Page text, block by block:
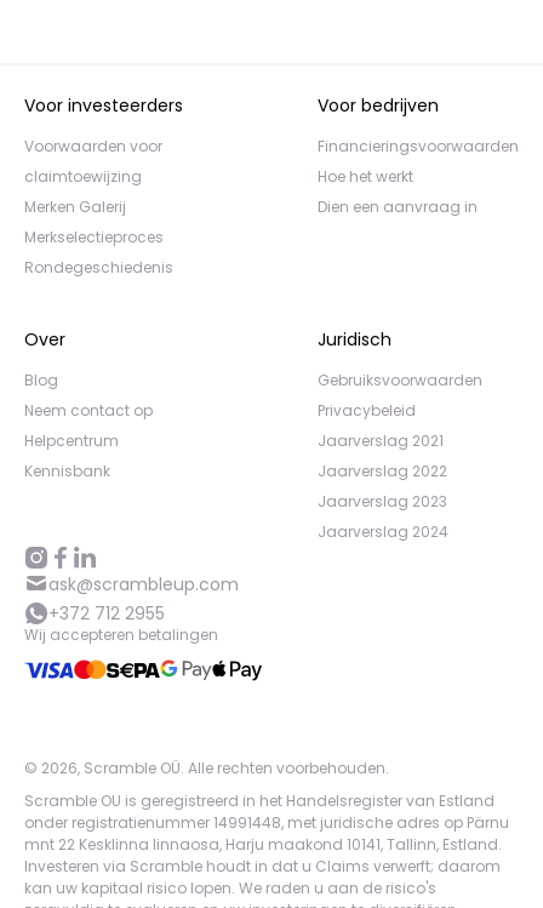
Voor investeerders
Voorwaarden voor
claimtoewijzing
Merken Galerij
Merkselectieproces
Rondegeschiedenis
Voor bedrijven
Financieringsvoorwaarden
Hoe het werkt
Dien een aanvraag in
Over
Blog
Neem contact op
Helpcentrum
Kennisbank
Juridisch
Gebruiksvoorwaarden
Privacybeleid
Jaarverslag 2021
Jaarverslag 2022
Jaarverslag 2023
Jaarverslag 2024
ask@scrambleup.com
+372 712 2955
Wij accepteren betalingen
© 2026, Scramble OÜ. Alle rechten voorbehouden.
Scramble OU is geregistreerd in het Handelsregister van Estland
onder registratienummer 14991448, met juridische adres op Pärnu
mnt 22 Kesklinna linnaosa, Harju maakond 10141, Tallinn, Estland.
Investeren via Scramble houdt in dat u Claims verwerft; daarom
kan uw kapitaal risico lopen. We raden u aan de risico's